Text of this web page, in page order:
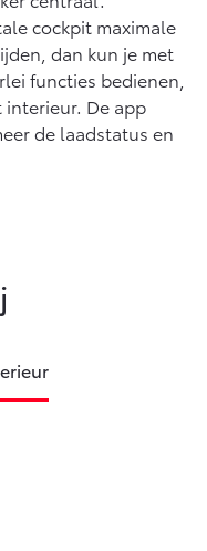
cockpit maximale
dan kun je met
functies bedienen,
De app
de laadstatus en